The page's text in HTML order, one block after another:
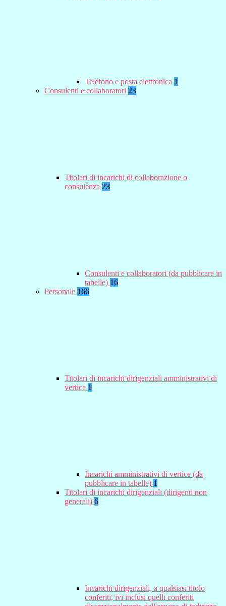
Telefono e posta elettronica 1
Consulenti e collaboratori 23
Titolari di incarichi di collaborazione o
consulenza 23
Consulenti e collaboratori (da pubblicare in
tabelle) 16
Personale 166
Titolari di incarichi dirigenziali amministrativi di
vertice 1
Incarichi amministrativi di vertice (da
pubblicare in tabelle) 1
Titolari di incarichi dirigenziali (dirigenti non
generali) 6
Incarichi dirigenziali, a qualsiasi titolo
conferiti, ivi inclusi quelli conferiti